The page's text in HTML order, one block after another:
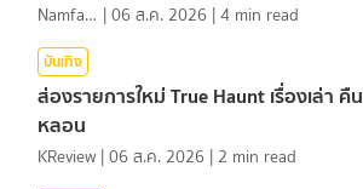
NamfahPhupha |06 ส.ค. 2026 |4 min read
บันเทิง
ส่องรายการใหม่ True Haunt เรื่องเล่า คืน
หลอน
KReview |06 ส.ค. 2026 | 2 min read